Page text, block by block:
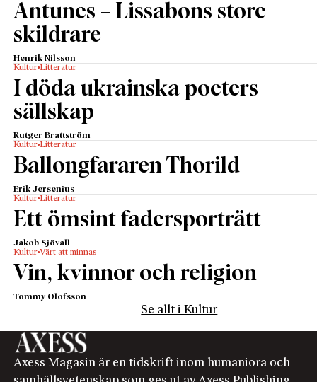
Antunes – Lissabons store
skildrare
Henrik Nilsson
Kultur Litteratur
I döda ukrainska poeters
sällskap
Rutger Brattström
Kultur Litteratur
Ballongfararen Thorild
Erik Jersenius
Kultur Litteratur
Ett ömsint fadersporträtt
Jakob Sjövall
Kultur Värt att minnas
Vin, kvinnor och religion
Tommy Olofsson
Se allt i Kultur
Axess Magasin är en tidskrift inom humaniora och